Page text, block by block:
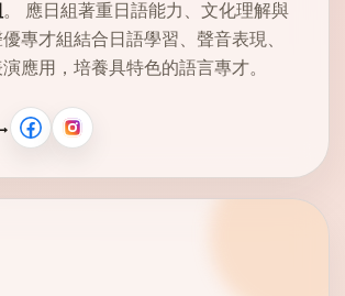
。 應日組著重日語能力、文化理解與
專才組結合日語學習、聲音表現、
應用，培養具特色的語言專才。